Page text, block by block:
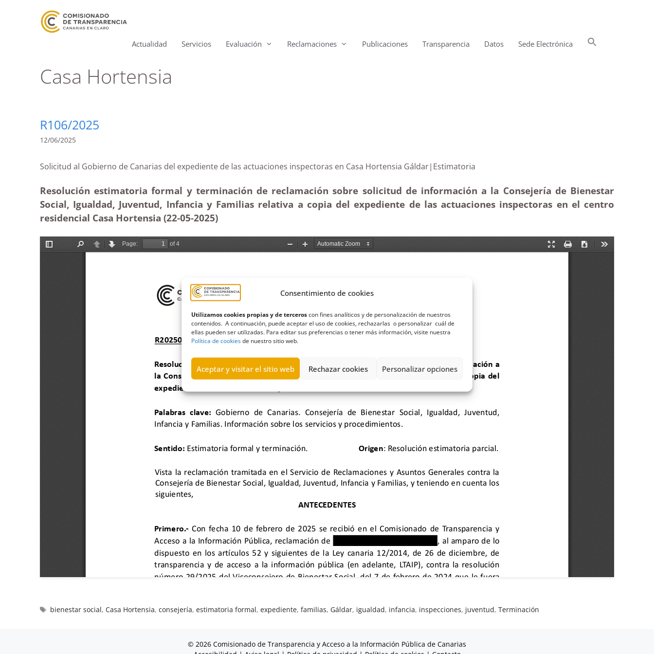
Consentimiento de cookies
Utilizamos cookies propias y de terceroscon fines analíticos y de personalización de nuestros
contenidos. A continuación, puede aceptar el uso de cookies, rechazarlas o personalizar cuál de
ellas pueden ser utilizadas. Para editar sus preferencias o tener más información, visite nuestra
Política de cookiesde nuestro sitio web.
Aceptar y visitar el sitio web Rechazar cookies Personalizar opciones
Actualidad Servicios Evaluación Reclamaciones Publicaciones Transparencia Datos Sede Electrónica
Casa Hortensia
R106/2025
12/06/2025
Solicitud al Gobierno de Canarias del expediente de las actuaciones inspectoras en Casa Hortensia Gáldar|Estimatoria
Resolución estimatoria formal y terminación de reclamación sobre solicitud de información a la Consejería de Bienestar
Social, Igualdad, Juventud, Infancia y Familias relativa a copia del expediente de las actuaciones inspectoras en el centro
residencial Casa Hortensia (22-05-2025)
bienestar social,Casa Hortensia,consejería,estimatoria formal,expediente,familias, Gáldar, igualdad, infancia, inspecciones, juventud,Terminación
© 2026 Comisionado de Transparencia y Acceso a la Información Pública de Canarias